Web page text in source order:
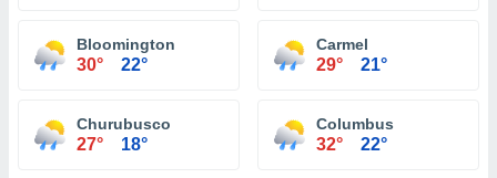
Bloomington
30° 22°
Carmel
29° 21°
Churubusco
27° 18°
Columbus
32° 22°